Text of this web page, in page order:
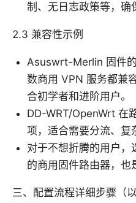
制、无日志政策等，确
2.3 兼容性示例
Asuswrt-Merlin 固件
数商用 VPN 服务都兼
合初学者和进阶用户。
DD-WRT/OpenWrt 在
项，适合需要分流、复
对于不想折腾的用户，
的商用固件路由器，也
三、配置流程详细步骤（